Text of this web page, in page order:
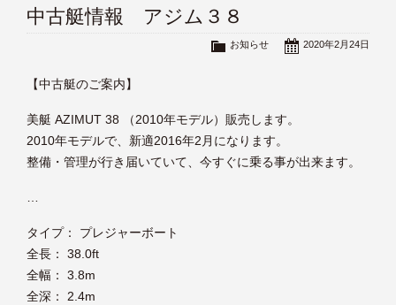
中古艇情報 アジム３８
2020年2月24日
お知らせ
【中古艇のご案内】
美艇 AZIMUT 38 （2010年モデル）販売します。
2010年モデルで、新適2016年2月になります。
整備・管理が行き届いていて、今すぐに乗る事が出来ます。
…
タイプ： プレジャーボート
全長： 38.0ft
全幅： 3.8m
全深： 2.4m